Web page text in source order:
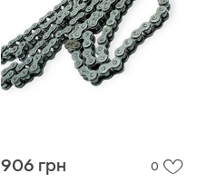
906 грн 0